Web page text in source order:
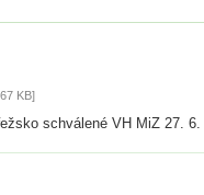
KB]
schválené VH MiZ 27. 6.